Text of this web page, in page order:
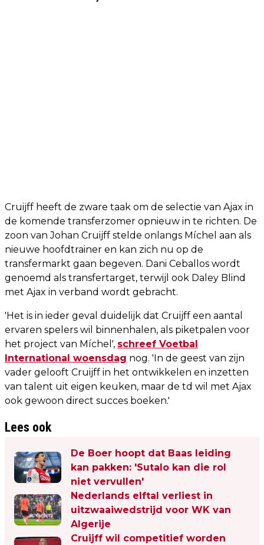
Cruijff heeft de zware taak om de selectie van Ajax in
de komende transferzomer opnieuw in te richten. De
zoon van Johan Cruijff stelde onlangs Míchel aan als
nieuwe hoofdtrainer en kan zich nu op de
transfermarkt gaan begeven. Dani Ceballos wordt
genoemd als transfertarget, terwijl ook Daley Blind
met Ajax in verband wordt gebracht.
'Het is in ieder geval duidelijk dat Cruijff een aantal
ervaren spelers wil binnenhalen, als piketpalen voor
het project van Míchel', schreef Voetbal
International woensdag nog. 'In de geest van zijn
vader gelooft Cruijff in het ontwikkelen en inzetten
van talent uit eigen keuken, maar de td wil met Ajax
ook gewoon direct succes boeken.'
Lees ook
De Boer hoopt dat Baas leiding
kan pakken: 'Sutalo kan die rol
niet vervullen'
Nederlands elftal verliest in
uitzwaaiwedstrijd voor WK van
Algerije
Cruijff wil competitief worden